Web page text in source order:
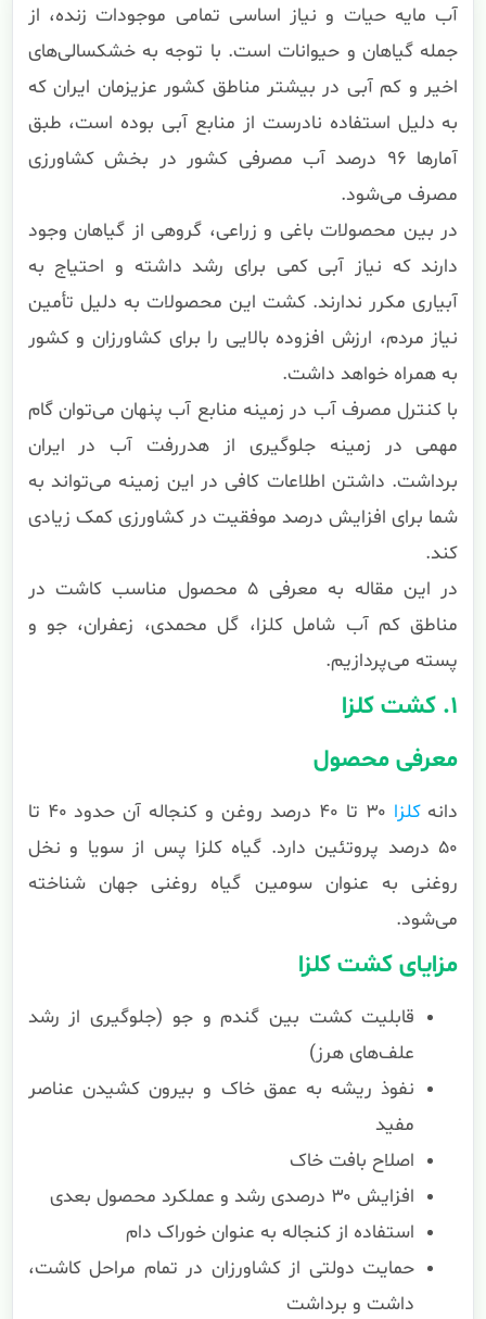
آب مایه حیات و نیاز اساسی تمامی موجودات زنده، از
جمله گیاهان و حیوانات است. با توجه به خشکسالی‌های
اخیر و کم آبی در بیشتر مناطق کشور عزیزمان ایران که
به دلیل استفاده نادرست از منابع آبی بوده است، طبق
آمارها ۹۶ درصد آب مصرفی کشور در بخش کشاورزی
مصرف می‌شود.
در بین محصولات باغی و زراعی، گروهی از گیاهان وجود
دارند که نیاز آبی کمی برای رشد داشته و احتیاج به
آبیاری مکرر ندارند. کشت این محصولات به دلیل تأمین
نیاز مردم، ارزش افزوده بالایی را برای کشاورزان و کشور
به همراه خواهد داشت.
با کنترل مصرف آب در زمینه منابع آب پنهان می‌توان گام
مهمی در زمینه جلوگیری از هدررفت آب در ایران
برداشت. داشتن اطلاعات کافی در این زمینه می‌تواند به
شما برای افزایش درصد موفقیت در کشاورزی کمک زیادی
کند.
در این مقاله به معرفی ۵ محصول مناسب کاشت در
مناطق کم آب شامل کلزا، گل محمدی، زعفران، جو و
پسته می‌پردازیم.
۱. کشت کلزا
معرفی محصول
دانهکلزا
۳۰ تا ۴۰ درصد روغن و کنجاله آن حدود ۴۰ تا
۵۰ درصد پروتئین دارد. گیاه کلزا پس از سویا و نخل
روغنی به عنوان سومین گیاه روغنی جهان شناخته
می‌شود.
مزایای کشت کلزا
قابلیت کشت بین گندم و جو (جلوگیری از رشد
علف‌های هرز)
نفوذ ریشه به عمق خاک و بیرون کشیدن عناصر
مفید
اصلاح بافت خاک
افزایش ۳۰ درصدی رشد و عملکرد محصول بعدی
استفاده از کنجاله به عنوان خوراک دام
حمایت دولتی از کشاورزان در تمام مراحل کاشت،
داشت و برداشت